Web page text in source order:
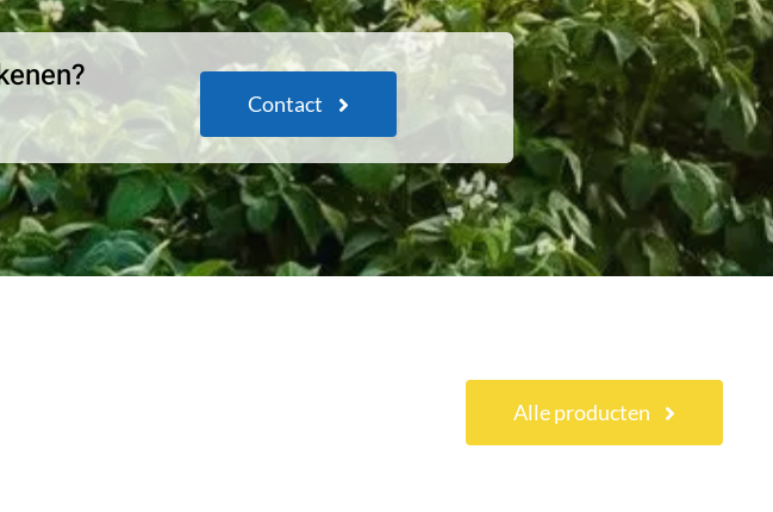
Contact
Alle producten